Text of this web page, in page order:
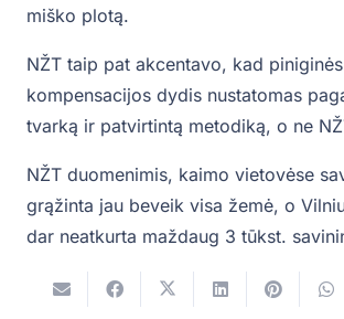
miško plotą.
NŽT taip pat akcentavo, kad piniginės
kompensacijos dydis nustatomas
tvarką ir patvirtintą metodiką, o ne
NŽT duomenimis, kaimo vietovėse
grąžinta jau beveik visa žemė, o
dar neatkurta maždaug 3 tūkst.